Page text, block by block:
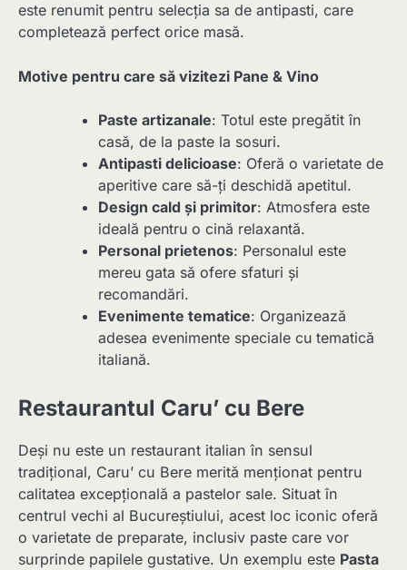
este renumit pentru selecția sa de antipasti, care
completează perfect orice masă.
Motive pentru care să vizitezi Pane & Vino
Paste artizanale: Totul este pregătit în
casă, de la paste la sosuri.
Antipasti delicioase: Oferă o varietate de
aperitive care să-ți deschidă apetitul.
Design cald și primitor: Atmosfera este
ideală pentru o cină relaxantă.
Personal prietenos: Personalul este
mereu gata să ofere sfaturi și
recomandări.
Evenimente tematice: Organizează
adesea evenimente speciale cu tematică
italiană.
Restaurantul Caru’ cu Bere
Deși nu este un restaurant italian în sensul
tradițional, Caru’ cu Bere merită menționat pentru
calitatea excepțională a pastelor sale. Situat în
centrul vechi al Bucureștiului, acest loc iconic oferă
o varietate de preparate, inclusiv paste care vor
surprinde papilele gustative. Un exemplu este Pasta